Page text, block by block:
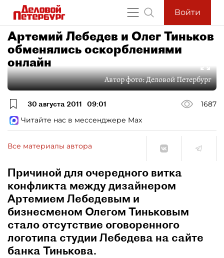
Войти
Артемий Лебедев и Олег Тиньков
обменялись оскорблениями
онлайн
Автор фото:Деловой Петербург
30 августа 2011 09:01
1687
Читайте нас в мессенджере Max
Все материалы автора
Причиной для очередного витка
конфликта между дизайнером
Артемием Лебедевым и
бизнесменом Олегом Тиньковым
стало отсутствие оговоренного
логотипа студии Лебедева на сайте
банка Тинькова.